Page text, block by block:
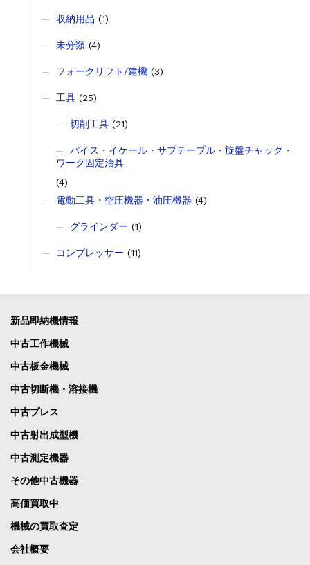
収納用品 (1)
未分類(4)
フォークリフト/建機(3)
工具(25)
切削工具(21)
バイス・イケール・サブテーブル・旋盤チャック・
ワーク固定治具
(4)
電動工具・空圧機器・油圧機器 (4)
グラインダー (1)
コンプレッサー (11)
新品即納機情報
中古工作機械
中古板金機械
中古切断機・溶接機
中古プレス
中古射出成型機
中古測定機器
その他中古機器
高価買取中
機械の買取査定
会社概要